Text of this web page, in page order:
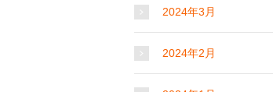
2024年3月
2024年2月